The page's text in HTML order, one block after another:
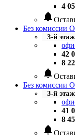
4
notifications
Без комиссии
3-й этаж
42
8
notifications
Без комиссии
3-й этаж
41
8
notifications